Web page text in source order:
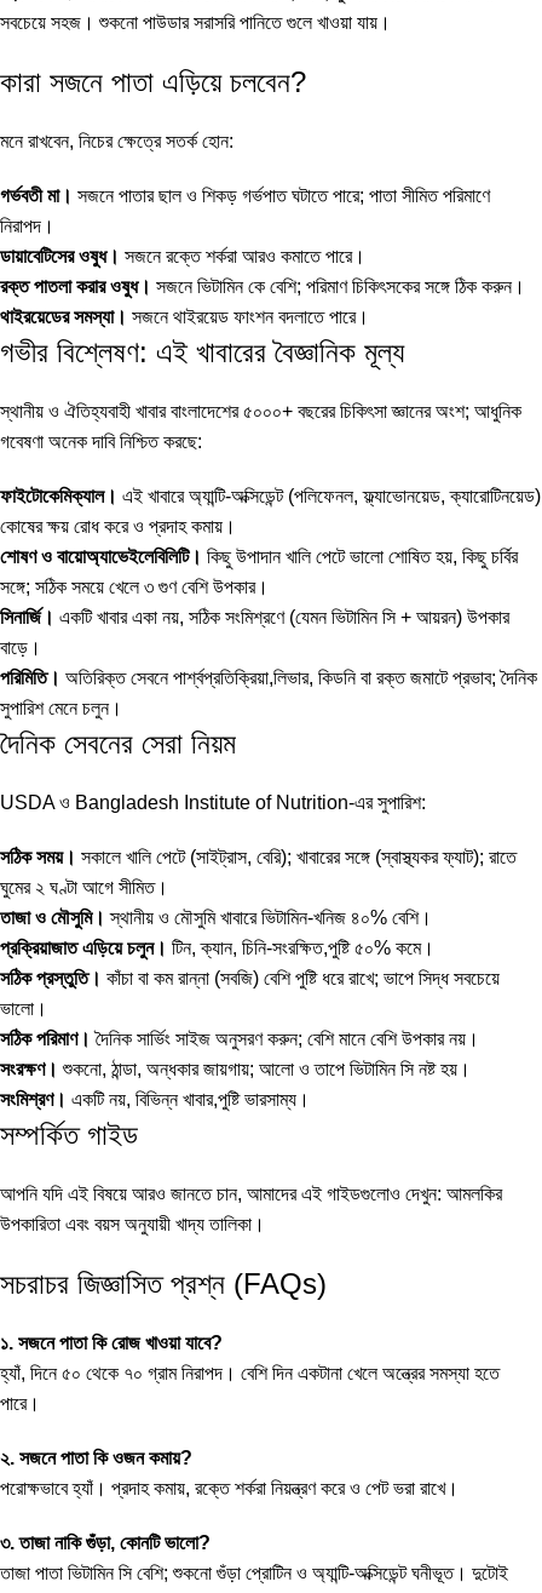
সবচেয়ে সহজ। শুকনো পাউডার সরাসরি পানিতে গুলে খাওয়া যায়।
কারা সজনে পাতা এড়িয়ে চলবেন?
মনে রাখবেন, নিচের ক্ষেত্রে সতর্ক হোন:
গর্ভবতী মা। সজনে পাতার ছাল ও শিকড় গর্ভপাত ঘটাতে পারে; পাতা সীমিত পরিমাণে
নিরাপদ।
ডায়াবেটিসের ওষুধ। সজনে রক্তে শর্করা আরও কমাতে পারে।
রক্ত পাতলা করার ওষুধ। সজনে ভিটামিন কে বেশি; পরিমাণ চিকিৎসকের সঙ্গে ঠিক করুন।
থাইরয়েডের সমস্যা। সজনে থাইরয়েড ফাংশন বদলাতে পারে।
গভীর বিশ্লেষণ: এই খাবারের বৈজ্ঞানিক মূল্য
স্থানীয় ও ঐতিহ্যবাহী খাবার বাংলাদেশের ৫০০০+ বছরের চিকিৎসা জ্ঞানের অংশ; আধুনিক
গবেষণা অনেক দাবি নিশ্চিত করছে:
ফাইটোকেমিক্যাল। এই খাবারে অ্যান্টি-অক্সিডেন্ট (পলিফেনল, ফ্ল্যাভোনয়েড, ক্যারোটিনয়েড)
কোষের ক্ষয় রোধ করে ও প্রদাহ কমায়।
শোষণ ও বায়োঅ্যাভেইলেবিলিটি। কিছু উপাদান খালি পেটে ভালো শোষিত হয়, কিছু চর্বির
সঙ্গে; সঠিক সময়ে খেলে ৩ গুণ বেশি উপকার।
সিনার্জি। একটি খাবার একা নয়, সঠিক সংমিশ্রণে (যেমন ভিটামিন সি + আয়রন) উপকার
বাড়ে।
পরিমিতি। অতিরিক্ত সেবনে পার্শ্বপ্রতিক্রিয়া,লিভার, কিডনি বা রক্ত জমাটে প্রভাব; দৈনিক
সুপারিশ মেনে চলুন।
দৈনিক সেবনের সেরা নিয়ম
USDA ও Bangladesh Institute of Nutrition-এর সুপারিশ:
সঠিক সময়। সকালে খালি পেটে (সাইট্রাস, বেরি); খাবারের সঙ্গে (স্বাস্থ্যকর ফ্যাট); রাতে
ঘুমের ২ ঘণ্টা আগে সীমিত।
তাজা ও মৌসুমি। স্থানীয় ও মৌসুমি খাবারে ভিটামিন-খনিজ ৪০% বেশি।
প্রক্রিয়াজাত এড়িয়ে চলুন। টিন, ক্যান, চিনি-সংরক্ষিত,পুষ্টি ৫০% কমে।
সঠিক প্রস্তুতি। কাঁচা বা কম রান্না (সবজি) বেশি পুষ্টি ধরে রাখে; ভাপে সিদ্ধ সবচেয়ে
ভালো।
সঠিক পরিমাণ। দৈনিক সার্ভিং সাইজ অনুসরণ করুন; বেশি মানে বেশি উপকার নয়।
সংরক্ষণ। শুকনো, ঠান্ডা, অন্ধকার জায়গায়; আলো ও তাপে ভিটামিন সি নষ্ট হয়।
সংমিশ্রণ। একটি নয়, বিভিন্ন খাবার,পুষ্টি ভারসাম্য।
সম্পর্কিত গাইড
আপনি যদি এই বিষয়ে আরও জানতে চান, আমাদের এই গাইডগুলোও দেখুন: আমলকির
উপকারিতা এবং বয়স অনুযায়ী খাদ্য তালিকা ।
সচরাচর জিজ্ঞাসিত প্রশ্ন (FAQs)
১. সজনে পাতা কি রোজ খাওয়া যাবে?
হ্যাঁ, দিনে ৫০ থেকে ৭০ গ্রাম নিরাপদ। বেশি দিন একটানা খেলে অন্ত্রের সমস্যা হতে
পারে।
২. সজনে পাতা কি ওজন কমায়?
পরোক্ষভাবে হ্যাঁ। প্রদাহ কমায়, রক্তে শর্করা নিয়ন্ত্রণ করে ও পেট ভরা রাখে।
৩. তাজা নাকি গুঁড়া, কোনটি ভালো?
তাজা পাতা ভিটামিন সি বেশি; শুকনো গুঁড়া প্রোটিন ও অ্যান্টি-অক্সিডেন্ট ঘনীভূত। দুটোই